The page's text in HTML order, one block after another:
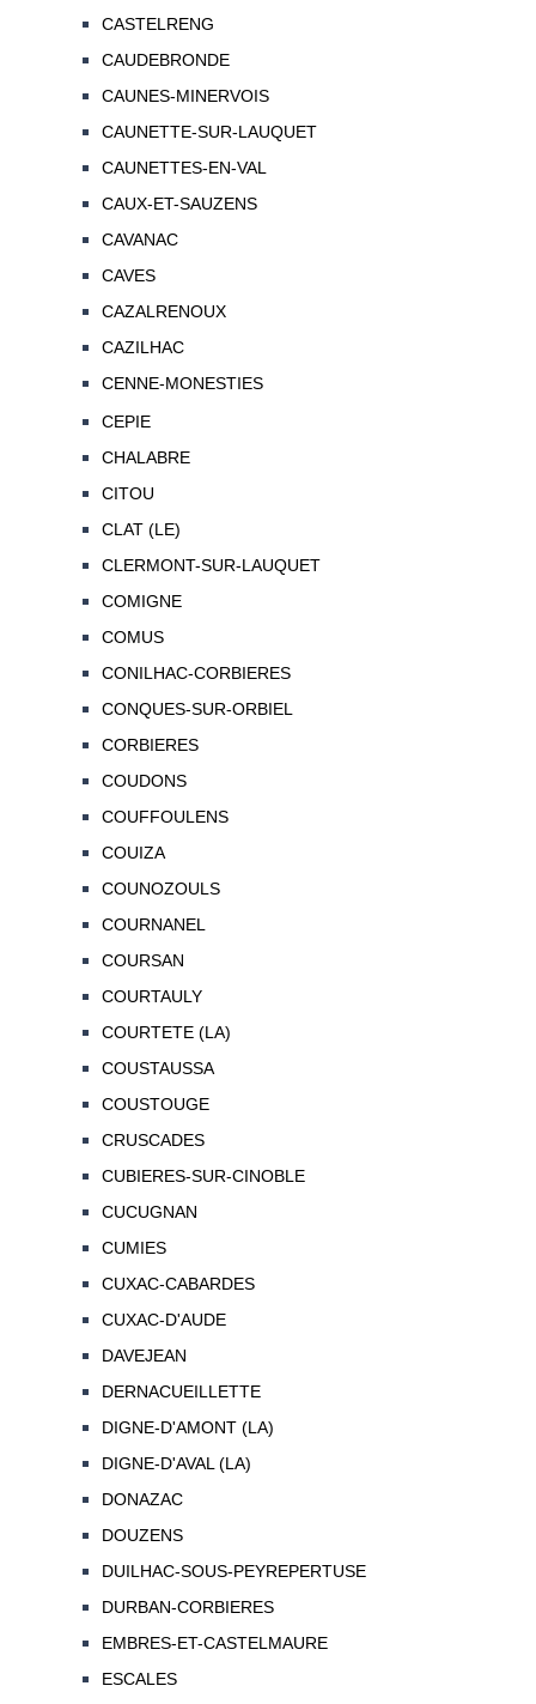
CASTELRENG
CAUDEBRONDE
CAUNES-MINERVOIS
CAUNETTE-SUR-LAUQUET
CAUNETTES-EN-VAL
CAUX-ET-SAUZENS
CAVANAC
CAVES
CAZALRENOUX
CAZILHAC
CENNE-MONESTIES
CEPIE
CHALABRE
CITOU
CLAT (LE)
CLERMONT-SUR-LAUQUET
COMIGNE
COMUS
CONILHAC-CORBIERES
CONQUES-SUR-ORBIEL
CORBIERES
COUDONS
COUFFOULENS
COUIZA
COUNOZOULS
COURNANEL
COURSAN
COURTAULY
COURTETE (LA)
COUSTAUSSA
COUSTOUGE
CRUSCADES
CUBIERES-SUR-CINOBLE
CUCUGNAN
CUMIES
CUXAC-CABARDES
CUXAC-D'AUDE
DAVEJEAN
DERNACUEILLETTE
DIGNE-D'AMONT (LA)
DIGNE-D'AVAL (LA)
DONAZAC
DOUZENS
DUILHAC-SOUS-PEYREPERTUSE
DURBAN-CORBIERES
EMBRES-ET-CASTELMAURE
ESCALES